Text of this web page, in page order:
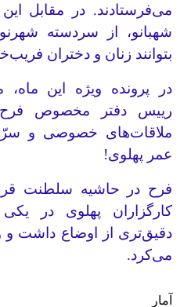
می‌فرستادند. در مقابل
شهبانو، از سردسته
بتوانند زنان و دختران
در پرونده ویژه این ماه،
رییس دفتر مخصوص
ملاقات‌های خصوصی و
عمر پهلوی!
فرح در حاشیه سلطنت
کارگزاران پهلوی در
دقیق‌تری از اوضاع داشت و
می‌کرد.
آمار